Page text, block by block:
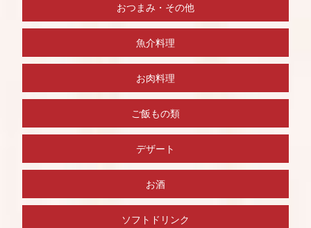
おつまみ・その他
魚介料理
お肉料理
ご飯もの類
デザート
お酒
ソフトドリンク